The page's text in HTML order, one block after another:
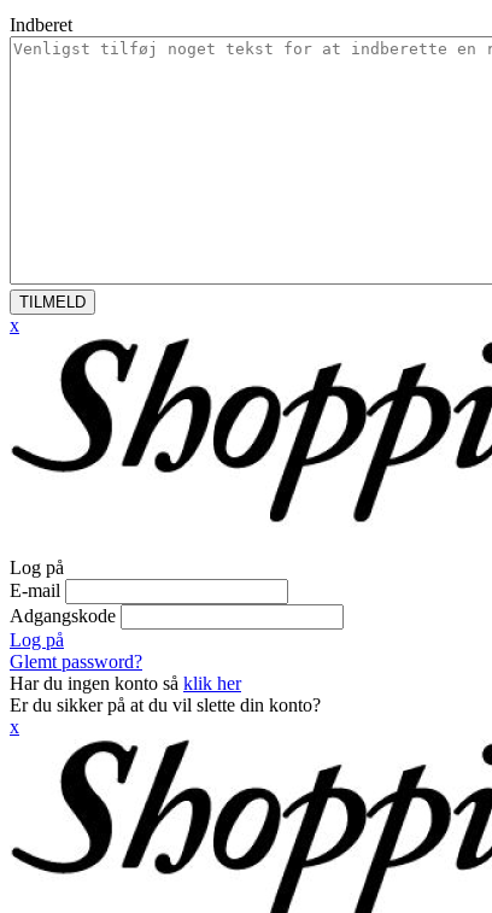
Indberet
TILMELD
x
Log på
E-mail
Adgangskode
Log på
Glemt password?
Har du ingen konto så klik her
Er du sikker på at du vil slette din konto?
x